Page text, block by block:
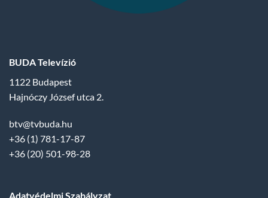
BUDA Televízió
1122 Budapest
Hajnóczy József utca 2.
btv@tvbuda.hu
+36 (1) 781-17-87
+36 (20) 501-98-28
Adatvédelmi Szabályzat